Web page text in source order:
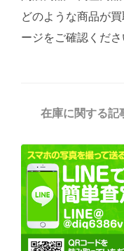
どのような商品が
ージをご確認くださ
カ
リ
ー
在庫に関する記